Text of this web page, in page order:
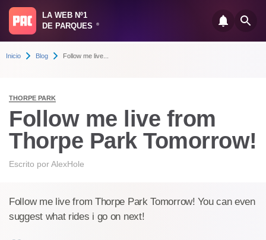
LA WEB Nº1
DE PARQUES
®
Inicio Blog Follow me live...
THORPE PARK
Follow me live from
Thorpe Park Tomorrow!
Escrito porAlexHole
Follow me live from Thorpe Park Tomorrow! You can even
suggest what rides i go on next!